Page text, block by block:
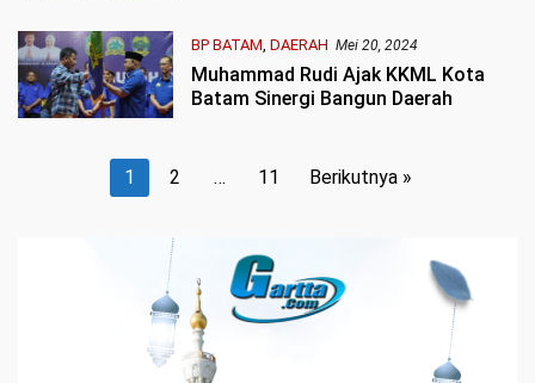
BP BATAM DAERAH Mei 20, 2024
Muhammad Rudi Ajak KKML Kota
Batam Sinergi Bangun Daerah
1 2 … 11 Berikutnya »